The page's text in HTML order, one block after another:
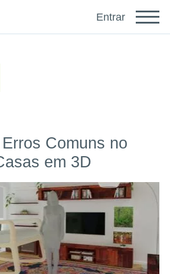
para obter ajuda
ou
por se registrar
de senha foi enviado para
seu e-mail.
Entrar
Comuns no
em 3D